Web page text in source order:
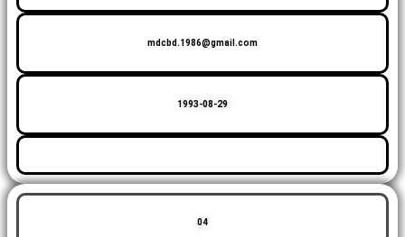
mdcbd.1986@gmail.com
1993-08-29
04